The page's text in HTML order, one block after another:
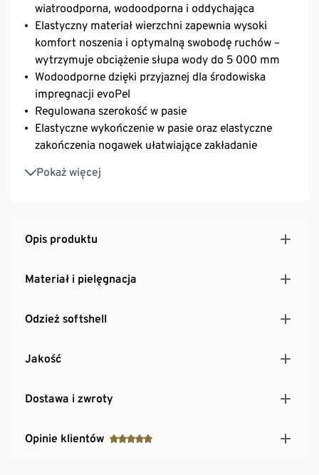
wiatroodporna, wodoodporna i oddychająca
Elastyczny materiał wierzchni zapewnia wysoki
komfort noszenia i optymalną swobodę ruchów –
wytrzymuje obciążenie słupa wody do 5 000 mm
Wodoodporne dzięki przyjaznej dla środowiska
impregnacji evoPel
Regulowana szerokość w pasie
Elastyczne wykończenie w pasie oraz elastyczne
zakończenia nogawek ułatwiające zakładanie
Pokaż więcej
Boczna kieszeń zapinana na wodoszczelny zamek
błyskawiczny
Opis produktu
Materiał i pielęgnacja
Odzież softshell
Jakość
Dostawa i zwroty
Opinie klientów